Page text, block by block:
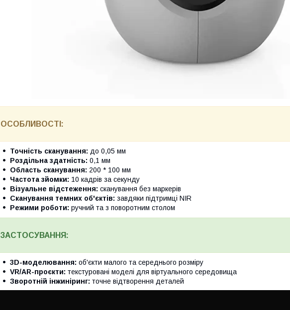
ОСОБЛИВОСТІ:
Точність сканування: до 0,05 мм
Роздільна здатність: 0,1 мм
Область сканування: 200 * 100 мм
Частота зйомки: 10 кадрів за секунду
Візуальне відстеження: сканування без маркерів
Сканування темних об'єктів: завдяки підтримці NIR
Режими роботи: ручний та з поворотним столом
ЗАСТОСУВАННЯ:
3D-моделювання: об'єкти малого та середнього розміру
VR/AR-проєкти: текстуровані моделі для віртуального середовища
Зворотній інжиніринг: точне відтворення деталей